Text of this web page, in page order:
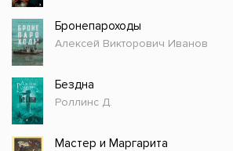
Бронепароходы
Алексей Викторович Иванов
Бездна
Роллинс Д.
Мастер и Маргарита